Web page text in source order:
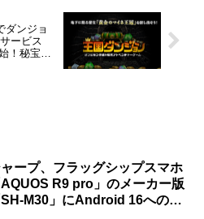
ダンジョ
ービス
！秘宝
ープ、フラッグシップスマホ
AQUOS R9 pro」のメーカー版
SH-M30」にAndroid 16への